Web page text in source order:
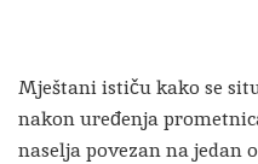
Mještani ističu kako se
nakon uređenja
naselja povezan na jedan